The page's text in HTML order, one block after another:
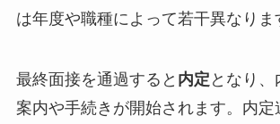
は年度や職種によって若干異なりま
最終面接を通過すると 内定 となり
案内や手続きが開始されます。内定